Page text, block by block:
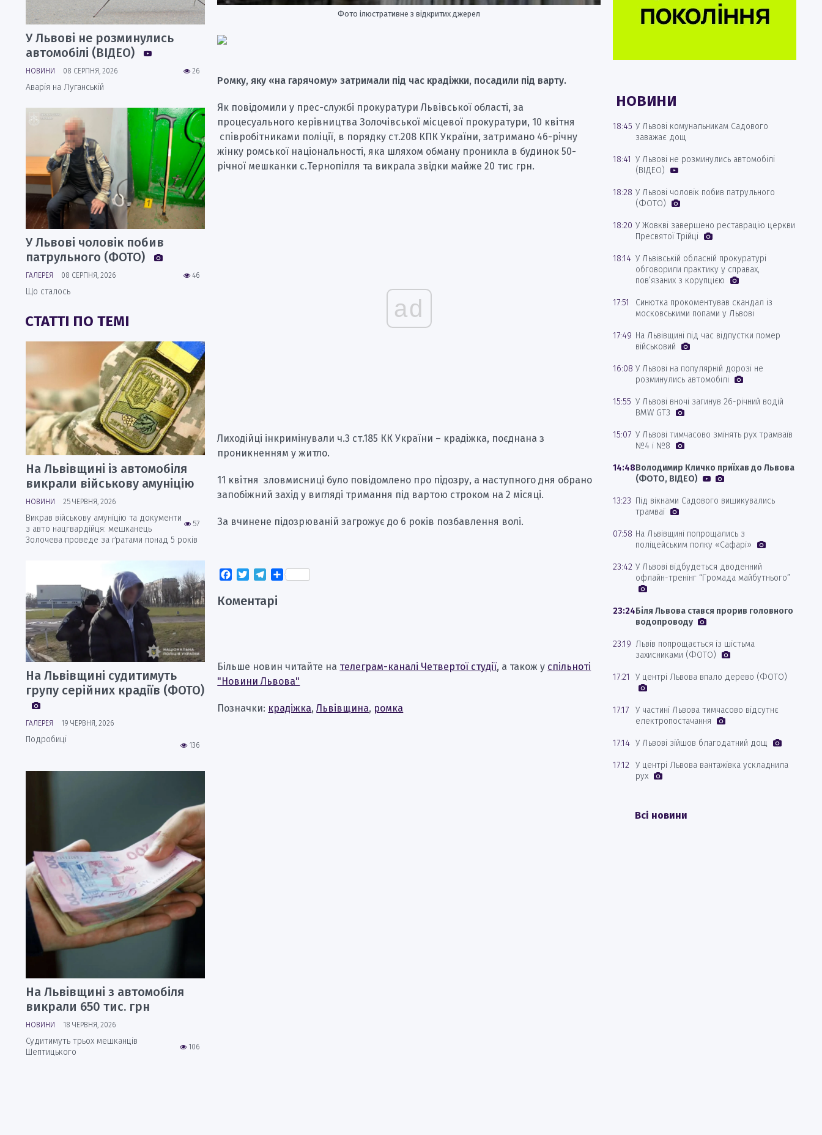
Фото ілюстративне з відкритих джерел
Ромку, яку «на гарячому» затримали під час крадіжки, посадили під варту.
Як повідомили у прес-службі прокуратури Львівської області, за
процесуального керівництва Золочівської місцевої прокуратури, 10 квітня
співробітниками поліції, в порядку ст.208 КПК України, затримано 46-річну
жінку ромської національності, яка шляхом обману проникла в будинок 50-
річної мешканки с.Тернопілля та викрала звідки майже 20 тис грн.
ad
Лиходійці інкримінували ч.3 ст.185 КК України – крадіжка, поєднана з
проникненням у житло.
11 квітня зловмисниці було повідомлено про підозру, а наступного дня обрано
запобіжний захід у вигляді тримання під вартою строком на 2 місяці.
За вчинене підозрюваній загрожує до 6 років позбавлення волі.
Facebook
TwitterTelegram
Поділитися
Коментарі
Більше новин читайте на телеграм-каналі Четвертої студії, а також у спільноті
"Новини Львова"
Позначки: крадіжка,Львівщина, ромка
У Львові не розминулись
автомобілі (ВІДЕО)
26
НОВИНИ 08 СЕРПНЯ, 2026
Аварія на Луганській
У Львові чоловік побив
патрульного (ФОТО)
46
ГАЛЕРЕЯ 08 СЕРПНЯ, 2026
Що сталось
СТАТТІ ПО ТЕМІ
На Львівщині із автомобіля
викрали військову амуніцію
НОВИНИ 25 ЧЕРВНЯ, 2026
57
Викрав військову амуніцію та документи
з авто нацгвардійця: мешканець
Золочева проведе за ґратами понад 5 років
На Львівщині судитимуть
групу серійних крадіїв (ФОТО)
ГАЛЕРЕЯ 19 ЧЕРВНЯ, 2026
136
Подробиці
На Львівщині з автомобіля
викрали 650 тис. грн
НОВИНИ 18 ЧЕРВНЯ, 2026
106
Судитимуть трьох мешканців
Шептицького
НОВИНИ
18:45 У Львові комунальникам Садового
заважає дощ
18:41 У Львові не розминулись автомобілі
(ВІДЕО)
18:28 У Львові чоловік побив патрульного
(ФОТО)
18:20 У Жовкві завершено реставрацію церкви
Пресвятої Трійці
18:14 У Львівській обласній прокуратурі
обговорили практику у справах,
пов’язаних з корупцією
17:51
Синютка прокоментував скандал із
московськими попами у Львові
17:49 На Львівщині під час відпустки помер
військовий
16:08 У Львові на популярній дорозі не
розминулись автомобілі
15:55 У Львові вночі загинув 26-річний водій
BMW GT3
15:07 У Львові тимчасово змінять рух трамваїв
№4 і №8
14:48Володимир Кличко приїхав до Львова
(ФОТО, ВІДЕО)
13:23 Під вікнами Садового вишикувались
трамваї
07:58 На Львівщині попрощались з
поліцейським полку «Сафарі»
23:42 У Львові відбудеться дводенний
офлайн-тренінг “Громада майбутнього”
23:24Біля Львова стався прорив головного
водопроводу
23:19 Львів попрощається із шістьма
захисниками (ФОТО)
17:21 У центрі Львова впало дерево (ФОТО)
17:17
У частині Львова тимчасово відсутнє
електропостачання
17:14 У Львові зійшов благодатний дощ
17:12 У центрі Львова вантажівка ускладнила
рух
Всі новини